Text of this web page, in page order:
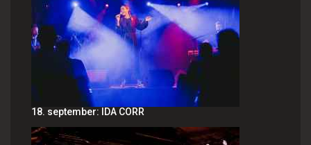
18. september: IDA CORR